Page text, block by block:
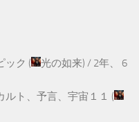
ック ( 光の如来) / 2年、 6
ト、予言、宇宙１１ (